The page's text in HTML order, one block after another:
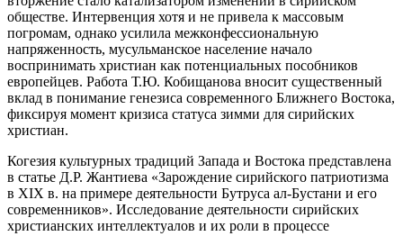
обществе. Интервенция хотя и не привела к массовым
погромам, однако усилила межконфессиональную
напряженность, мусульманское население начало
воспринимать христиан как потенциальных пособников
европейцев. Работа Т.Ю. Кобищанова вносит существенный
вклад в понимание генезиса современного Ближнего Востока,
фиксируя момент кризиса статуса зимми для сирийских
христиан.
Когезия культурных традиций Запада и Востока представлена
в статье Д.Р. Жантиева «Зарождение сирийского патриотизма
в XIX в. на примере деятельности Бутруса ал-Бустани и его
современников». Исследование деятельности сирийских
христианских интеллектуалов и их роли в процессе